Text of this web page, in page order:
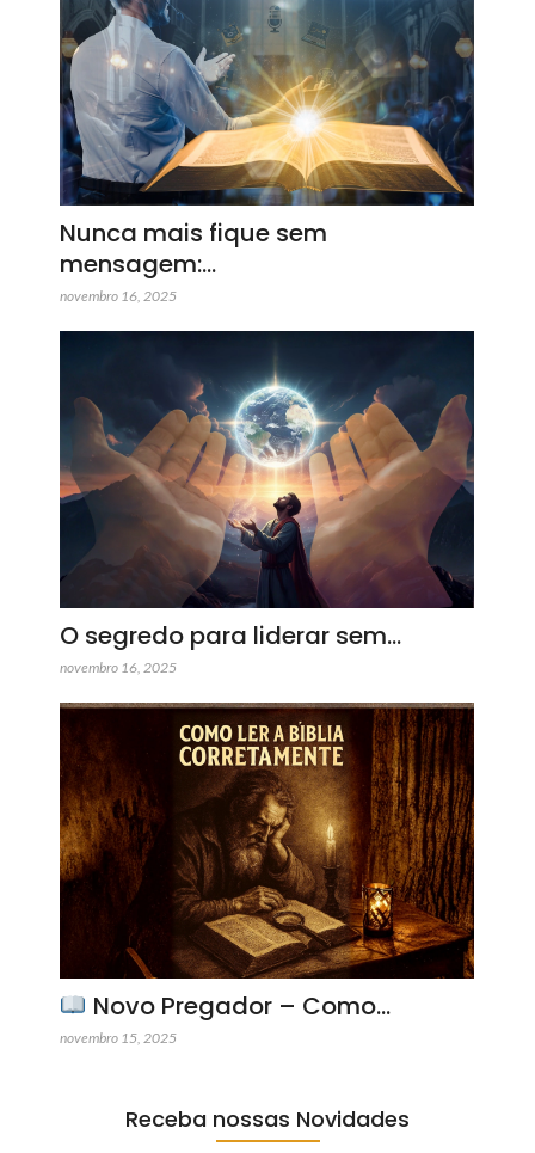
Nunca mais fique sem
mensagem:…
novembro 16, 2025
O segredo para liderar sem…
novembro 16, 2025
Novo Pregador – Como…
novembro 15, 2025
Receba nossas Novidades